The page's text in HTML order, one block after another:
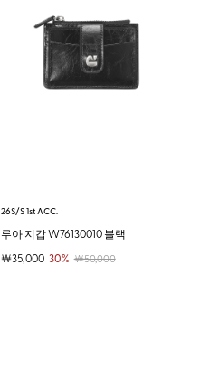
26S/S 1st ACC.
루아 지갑 W76130010 블랙
￦35,000 30% ￦50,000